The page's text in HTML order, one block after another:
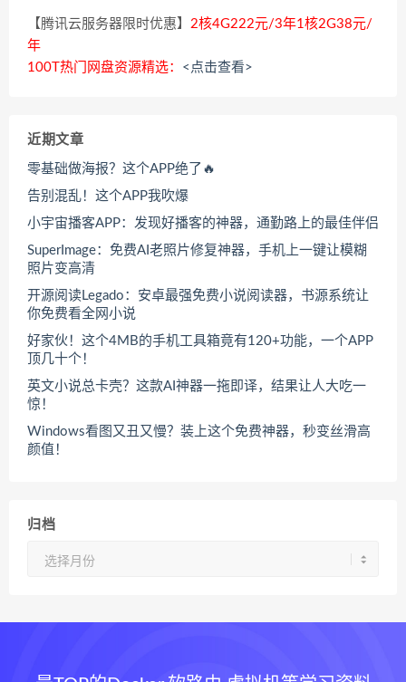
【腾讯云服务器限时优惠】 2核4G222元/3年1核2G38元/
年
100T热门网盘资源精选： <点击查看>
近期文章
零基础做海报？这个APP绝了🔥
告别混乱！这个APP我吹爆
小宇宙播客APP：发现好播客的神器，通勤路上的最佳伴侣
SuperImage：免费AI老照片修复神器，手机上一键让模糊
照片变高清
开源阅读Legado：安卓最强免费小说阅读器，书源系统让
你免费看全网小说
好家伙！这个4MB的手机工具箱竟有120+功能，一个APP
顶几十个！
英文小说总卡壳？这款AI神器一拖即译，结果让人大吃一
惊！
Windows看图又丑又慢？装上这个免费神器，秒变丝滑高
颜值！
归档